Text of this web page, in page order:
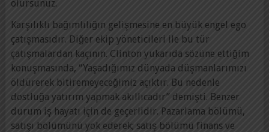
olursunuz.
Karşılıklı bağımlılığın gelişmesine en büyük engel ego
çatışmasıdır. Diğer ekip yöneticileri ile bu tür
çatışmalardan kaçının. Clinton yukarıda sözüne ettiğim
konuşmasında, “Yaşadığımız dünyada düşmanlarımızı
öldürerek bitiremeyeceğimiz açıktır. Bu nedenle
dostluğa yatırım yapmak akıllıcadır” demişti. Benzer
durum iş hayatı için de geçerlidir. Pazarlama bölümü,
satışı bölümünü yok ederek; satış bölümü finans ve